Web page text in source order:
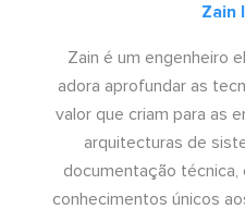
Zain
Zain é um engenheiro
adora aprofundar as
valor que criam para as
arquitecturas de
documentação
conhecimentos únicos